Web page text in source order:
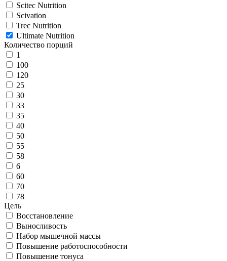
Scitec Nutrition
Scivation
Trec Nutrition
Ultimate Nutrition
Количество порций
1
100
120
25
30
33
35
40
50
55
58
6
60
70
78
Цель
Восстановление
Выносливость
Набор мышечной массы
Повышение работоспособности
Повышение тонуса